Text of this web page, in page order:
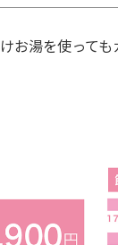
お湯を使って